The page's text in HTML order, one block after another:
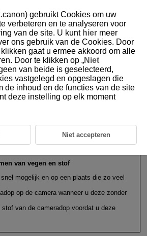
en
van vegen en stof
mogelijk en op een plaats die zo veel
op de camera wanneer u deze zonder
stof van de cameradop voordat u deze
gebruikt Cookies om uw
verbeteren en te analyseren voor
van de site. U kunt hier meer
ons gebruik van de Cookies. Door
klikken gaat u ermee akkoord om alle
Door te klikken op „Niet
van beide is geselecteerd,
vastgelegd en opgeslagen die
de inhoud en de functies van de site
deze instelling op elk moment
Niet accepteren